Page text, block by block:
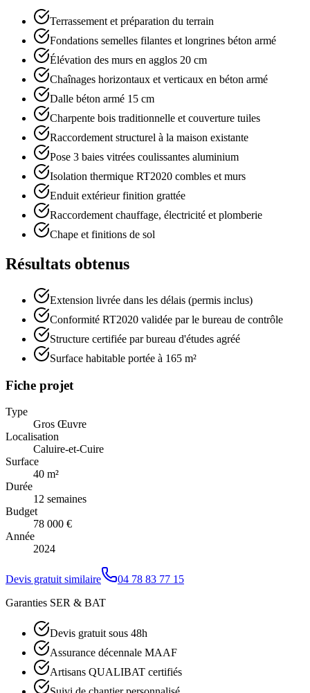
Terrassement et préparation du terrain
Fondations semelles filantes et longrines béton armé
Élévation des murs en agglos 20 cm
Chaînages horizontaux et verticaux en béton armé
Dalle béton armé 15 cm
Charpente bois traditionnelle et couverture tuiles
Raccordement structurel à la maison existante
Pose 3 baies vitrées coulissantes aluminium
Isolation thermique RT2020 combles et murs
Enduit extérieur finition grattée
Raccordement chauffage, électricité et plomberie
Chape et finitions de sol
Résultats obtenus
Extension livrée dans les délais (permis inclus)
Conformité RT2020 validée par le bureau de contrôle
Structure certifiée par bureau d'études agréé
Surface habitable portée à 165 m²
Fiche projet
Type
Gros Œuvre
Localisation
Caluire-et-Cuire
Surface
40 m²
Durée
12 semaines
Budget
78 000 €
Année
2024
Devis gratuit similaire
04 78 83 77 15
Garanties SER & BAT
Devis gratuit sous 48h
Assurance décennale MAAF
Artisans QUALIBAT certifiés